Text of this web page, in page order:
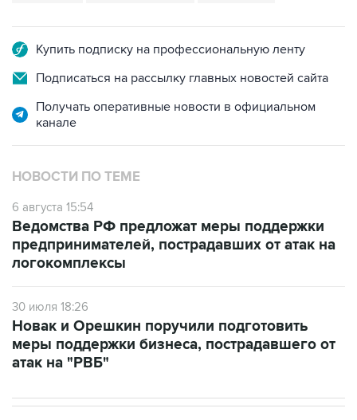
Купить подписку на профессиональную ленту
Подписаться на рассылку главных новостей сайта
Получать оперативные новости в официальном
канале
НОВОСТИ ПО ТЕМЕ
6 августа 15:54
Ведомства РФ предложат меры поддержки
предпринимателей, пострадавших от атак на
логокомплексы
30 июля 18:26
Новак и Орешкин поручили подготовить
меры поддержки бизнеса, пострадавшего от
атак на "РВБ"